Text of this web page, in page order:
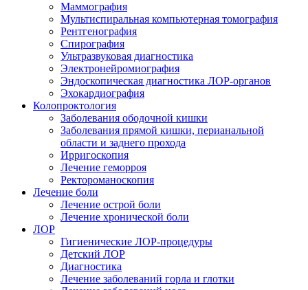
Маммография
Мультиспиральная компьютерная томография
Рентгенография
Спирография
Ультразвуковая диагностика
Электронейромиография
Эндоскопическая диагностика ЛОР-органов
Эхокардиография
Колопроктология
Заболевания ободочной кишки
Заболевания прямой кишки, перианальной
области и заднего прохода
Ирригоскопия
Лечение геморроя
Ректороманоскопия
Лечение боли
Лечение острой боли
Лечение хронической боли
ЛОР
Гигиенические ЛОР-процедуры
Детский ЛОР
Диагностика
Лечение заболеваний горла и глотки